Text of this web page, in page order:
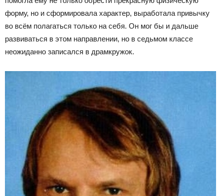
форму, но и сформировала характер, выработала привычку
во всём полагаться только на себя. Он мог бы и дальше
развиваться в этом направлении, но в седьмом классе
неожиданно записался в драмкружок.